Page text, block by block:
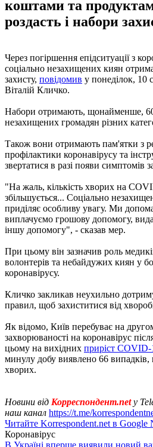
коштами та
роздасть і набори
Через погіршення епідситуації з
соціально незахищених киян
захисту, повідомив у понеділок, 10
Віталій Кличко.
Набори отримають, щонайменше, 60
незахищених громадян різних
Також вони отримають пам'ятки з
профілактики коронавірусу та
звертатися в разі появи симптомів
"На жаль, кількість хворих на
збільшується... Соціально
приділяє особливу увагу. Ми
виплачуємо грошову допомогу,
іншу допомогу", - сказав мер.
При цьому він зазначив роль
волонтерів та небайдужих киян у
коронавірусу.
Кличко закликав неухильно
правил, щоб захиститися від
Як відомо, Київ перебуває на
захворюваності на коронавірус
цьому на вихідних приріст COVID-
минулу добу виявлено 66 випадків,
хворих.
Новини від Корреспондент.net у
наш канал https://t.me/
Читайте Korrespondent.net в Google
Коронавірус
В Україні вперше виявили новий